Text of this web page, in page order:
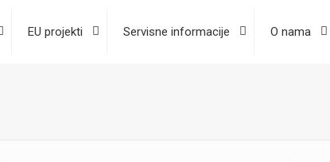
EU projekti Servisne informacije O nama